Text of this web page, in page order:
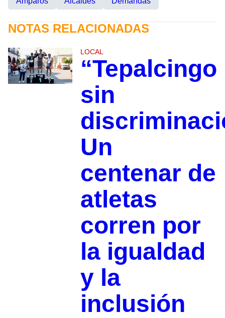
NOTAS RELACIONADAS
LOCAL
“Tepalcingo
sin
Un
centenar de
atletas
corren por
la igualdad
y la
inclusión